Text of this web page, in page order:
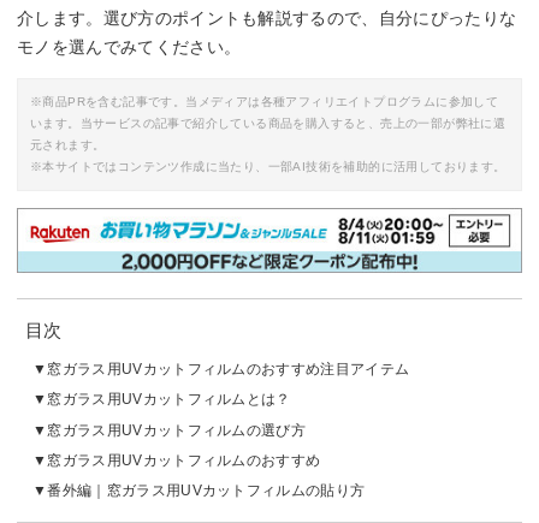
介します。選び方のポイントも解説するので、自分にぴったりな
モノを選んでみてください。
※商品PRを含む記事です。当メディアは各種アフィリエイトプログラムに参加して
います。当サービスの記事で紹介している商品を購入すると、売上の一部が弊社に還
元されます。
※本サイトではコンテンツ作成に当たり、一部AI技術を補助的に活用しております。
目次
窓ガラス用UVカットフィルムのおすすめ注目アイテム
窓ガラス用UVカットフィルムとは？
窓ガラス用UVカットフィルムの選び方
窓ガラス用UVカットフィルムのおすすめ
番外編｜窓ガラス用UVカットフィルムの貼り方